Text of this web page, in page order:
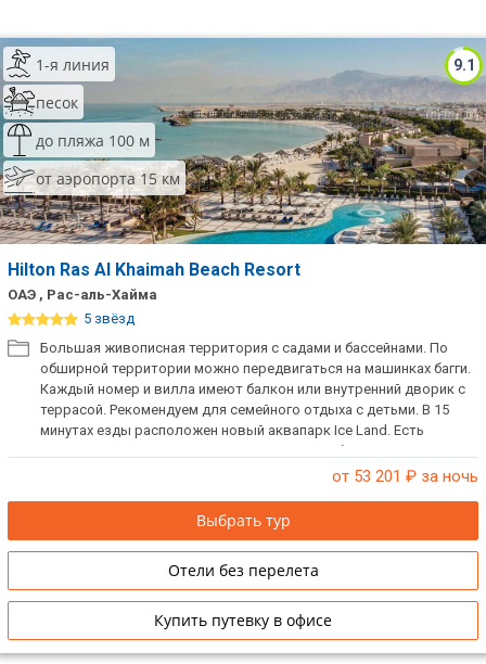
9.1
1-я линия
песок
до пляжа 100 м
от аэропорта 15 км
Hilton Ras Al Khaimah Beach Resort
ОАЭ , Рас-аль-Хайма
5 звёзд
Большая живописная территория с садами и бассейнами. По
обширной территории можно передвигаться на машинках багги.
Каждый номер и вилла имеют балкон или внутренний дворик с
террасой. Рекомендуем для семейного отдыха с детьми. В 15
минутах езды расположен новый аквапарк Ice Land. Есть
русскоговорящий персонал. При заселении берется депозит.
от 53 201 ₽ за ночь
Выбрать тур
Отели без перелета
Купить путевку в офисе